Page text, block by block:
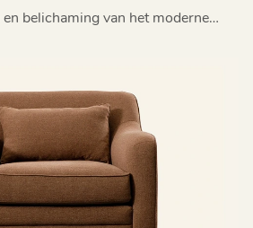
belichaming van het moderne